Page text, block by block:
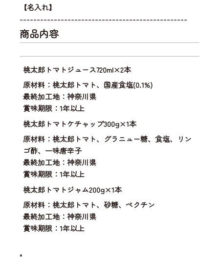
【名入れ】
-------------------------------------------------
商品内容
桃太郎トマトジュース720ml×2本
原材料：桃太郎トマト、国産食塩(0.1%)
最終加工地：神奈川県
賞味期限：1年以上
桃太郎トマトケチャップ300g×1本
原材料：桃太郎トマト、グラニュー糖、食塩、リン
ゴ酢、一味唐辛子
最終加工地：神奈川県
賞味期限：1年以上
桃太郎トマトジャム200g×1本
原材料：桃太郎トマト、砂糖、ペクチン
最終加工地：神奈川県
賞味期限：1年以上
"